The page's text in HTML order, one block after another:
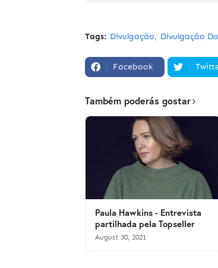
Tags: Divulgação Divulgação
Facebook
Também poderás gostar
Paula Hawkins - Entrevista
partilhada pela Topseller
August 30, 2021